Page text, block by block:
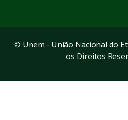
© Unem - União Nacional do
os Direitos